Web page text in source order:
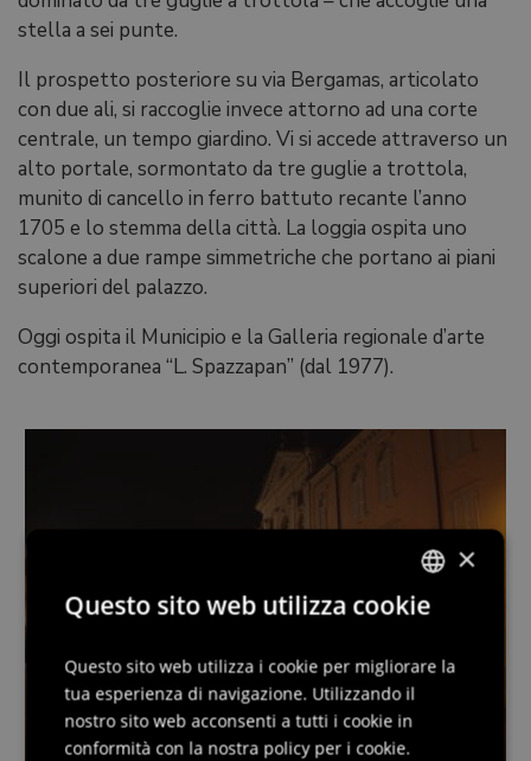
stella a sei punte.
Il prospetto posteriore su via Bergamas, articolato
con due ali, si raccoglie invece attorno ad una corte
centrale, un tempo giardino. Vi si accede attraverso un
alto portale, sormontato da tre guglie a trottola,
munito di cancello in ferro battuto recante l’anno
1705 e lo stemma della città. La loggia ospita uno
scalone a due rampe simmetriche che portano ai piani
superiori del palazzo.
Oggi ospita il Municipio e la Galleria regionale d’arte
contemporanea “L. Spazzapan” (dal 1977).
ENGLISH
GERMAN
SLOVENIAN
×
Questo sito web utilizza cookie
Questo sito web utilizza i cookie per migliorare la
tua esperienza di navigazione. Utilizzando il
nostro sito web acconsenti a tutti i cookie in
conformità con la nostra policy per i cookie.